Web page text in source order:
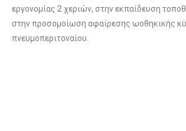
εργονομίας 2 χεριών, στην εκπαίδευση
στην προσομοίωση αφαίρεσης ωοθηκικής
πνευμοπεριτοναίου.